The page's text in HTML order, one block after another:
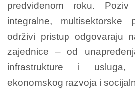
predviđenom roku.
integralne, multisektorske
održivi pristup odgovaraju
zajednice – od
infrastrukture i usluga,
ekonomskog razvoja i